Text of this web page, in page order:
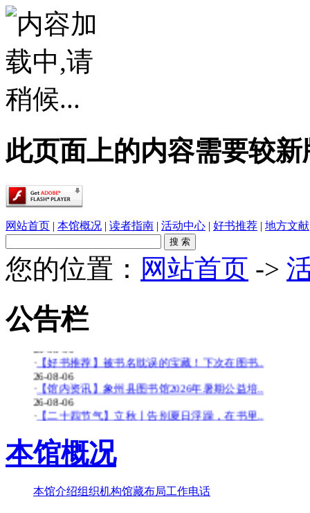
此页面上的内容需要较
网站首页 | 本馆概况 | 读者指南 | 活动中心 | 好书推荐 | 地方文献
您的位置： 网站首页 ->
公告栏
春雨润乡土，书香伴童行——象州县文化广电..
26-08-06
【少儿多媒体图书馆】背了八百遍《出师表》..
·【好书推荐】被书名耽误的宝藏！下次在图书..
26-08-06
·【馆内资讯】象州县图书馆2026年暑期公益培..
26-08-06
【二十四节气】立秋丨告别夏日浮躁，在书里..
【少儿多媒体图书馆】边画边学！超有趣的少..
26-07-20
·【暑期公益培训班】象州县图书馆2026年暑期..
·【好书推荐】大暑天容易犯困？这些“烧脑”..
本馆概况
本馆介绍组织机构馆藏布局工作电话